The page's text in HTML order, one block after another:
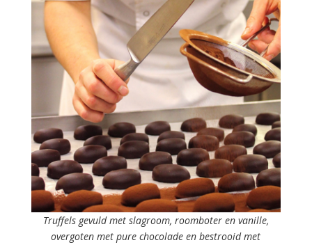
Truffels gevuld met slagroom, roomboter en vanille,
overgoten met pure chocolade en bestrooid met